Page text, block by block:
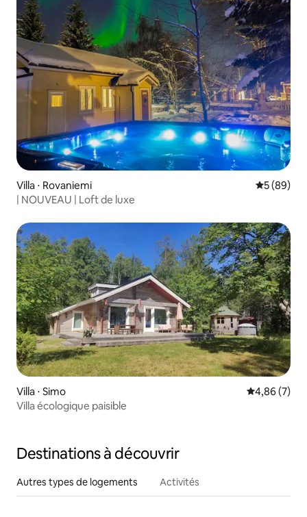
Villa ⋅ Rovaniemi
5 (89)
| NOUVEAU | Loft de luxe
Villa ⋅ Simo Évaluation
4,86 (7)
Villa écologique paisible
Destinations à découvrir
Autres types de logements Activités